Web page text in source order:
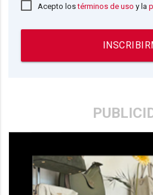
Acepto lostérminos de uso y la